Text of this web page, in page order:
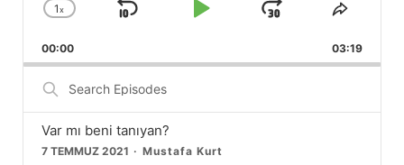
Change
Rate
1x
Skip
Play
Jump
Forward
Share
00:00 03:19
Search
Episodes
Var mı beni tanıyan?
7 TEMMUZ 2021 Mustafa Kurt